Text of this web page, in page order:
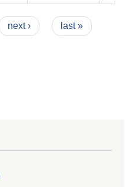
next › last »